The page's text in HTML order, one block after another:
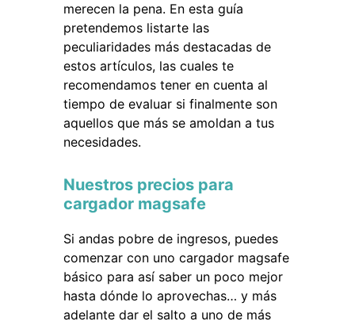
merecen la pena. En esta guía
pretendemos listarte las
peculiaridades más destacadas de
estos artículos, las cuales te
recomendamos tener en cuenta al
tiempo de evaluar si finalmente son
aquellos que más se amoldan a tus
necesidades.
Nuestros precios para
cargador magsafe
Si andas pobre de ingresos, puedes
comenzar con uno cargador magsafe
básico para así saber un poco mejor
hasta dónde lo aprovechas… y más
adelante dar el salto a uno de más